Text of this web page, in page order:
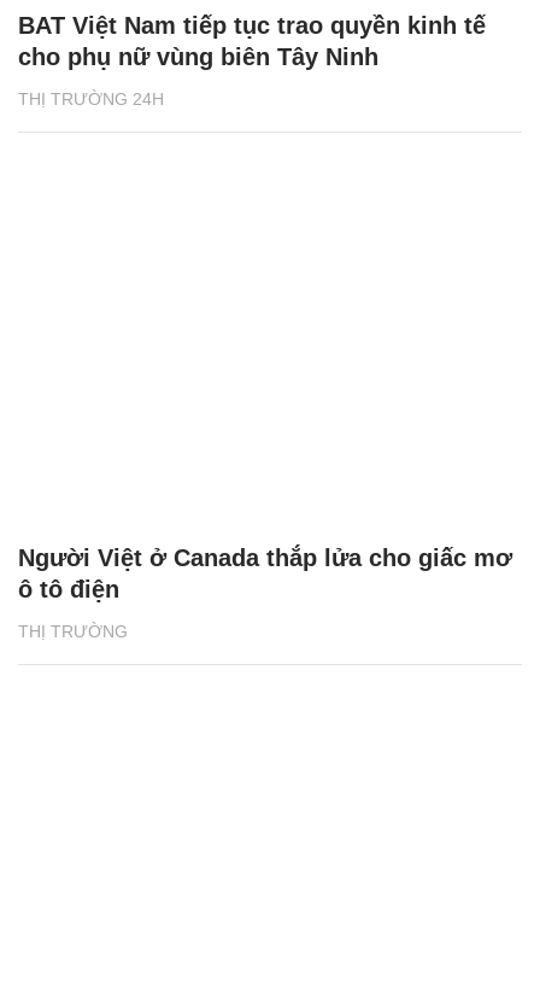
THỊ TRƯỜNG 24H
BAT Việt Nam tiếp tục trao quyền kinh tế
cho phụ nữ vùng biên Tây Ninh
THỊ TRƯỜNG
Người Việt ở Canada thắp lửa cho giấc mơ
ô tô điện